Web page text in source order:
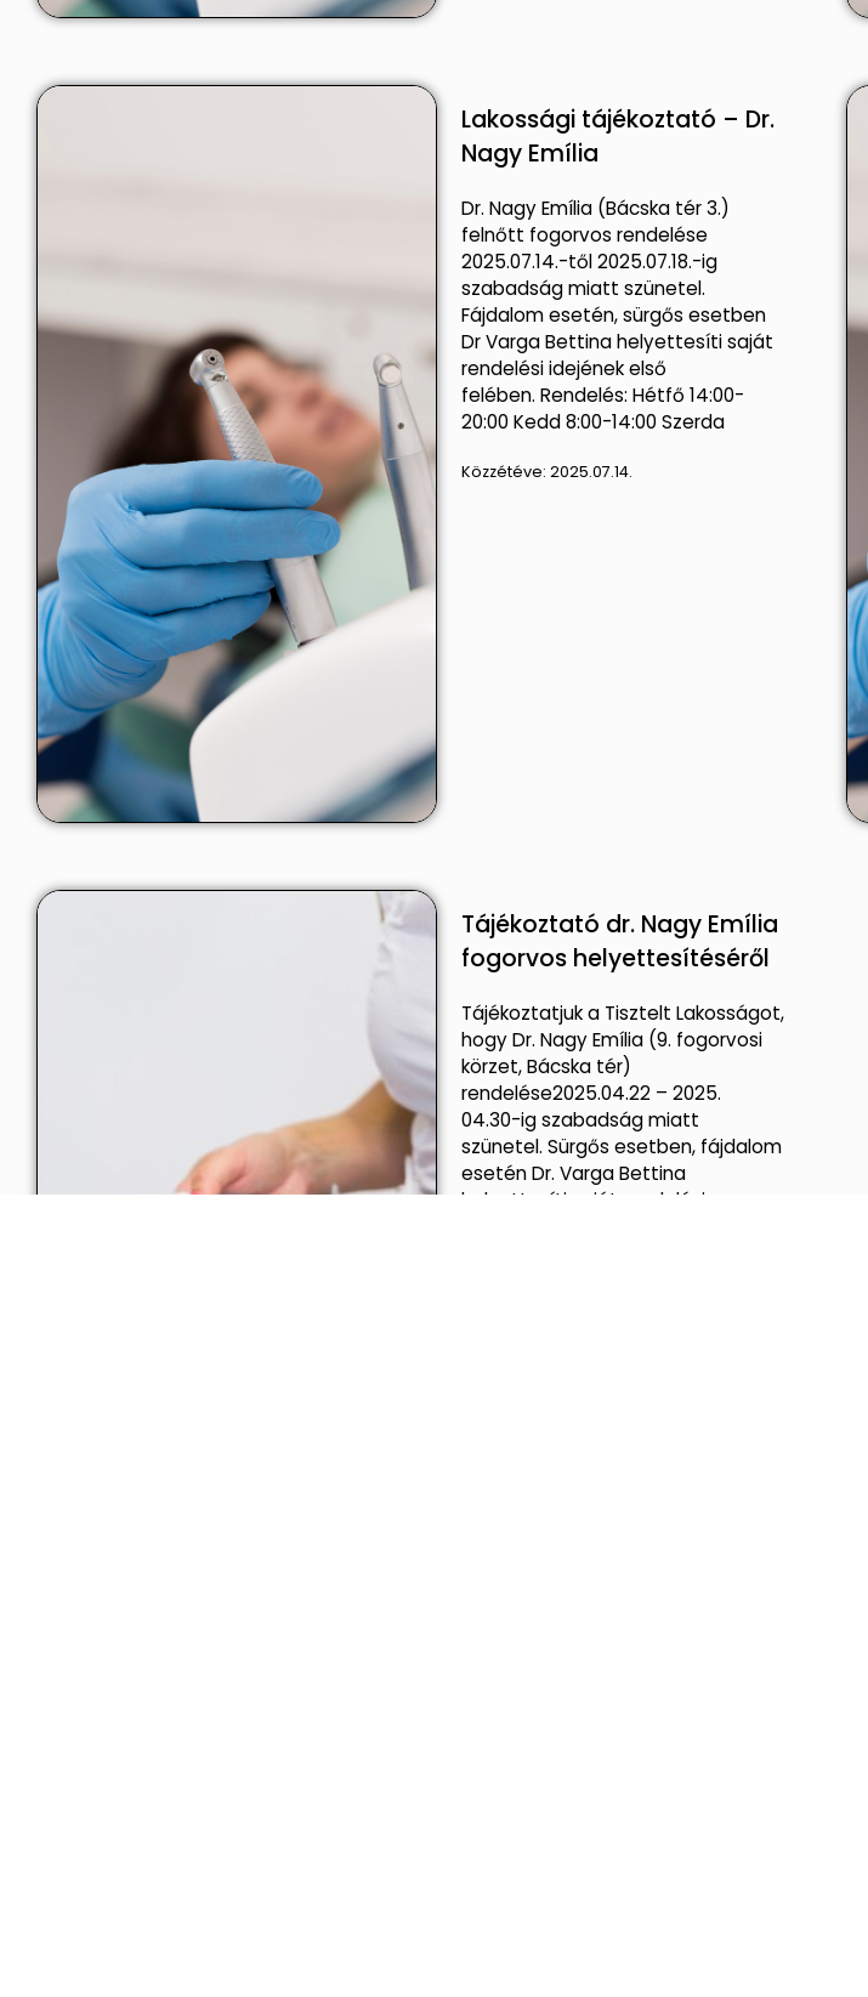
Lakossági tájékoztató – Dr.
Nagy Emília
Dr. Nagy Emília (Bácska tér 3.)
felnőtt fogorvos rendelése
2025.07.14.-től 2025.07.18.-ig
szabadság miatt szünetel.
Fájdalom esetén, sürgős esetben
Dr Varga Bettina helyettesíti saját
rendelési idejének első
felében. Rendelés: Hétfő 14:00-
20:00 Kedd 8:00-14:00 Szerda
Közzétéve:2025.07.14.
Tájékoztató dr. Nagy Emília
fogorvos helyettesítéséről
Tájékoztatjuk a Tisztelt Lakosságot,
hogy Dr. Nagy Emília (9. fogorvosi
körzet, Bácska tér)
rendelése2025.04.22 – 2025.
04.30-ig szabadság miatt
szünetel. Sürgős esetben, fájdalom
esetén Dr. Varga Bettina
helyettesíti saját rendelési